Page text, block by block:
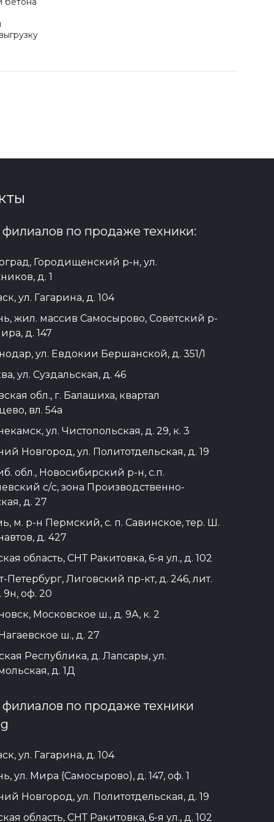
по продаже техники:
Городищенский р-н, ул.
д. 1
ул. Гагарина, д. 104
жил. массив Самосырово, Советский р-
д. 147
ул. Евдокии Бершанской, д. 351/1
ул. Суздальская, д. 46
обл., г. Балашиха, квартал
вл. 54а
ул. Чистопольская, д. 29, к. 3
Новгород, ул. Политотдельская, д. 19
обл., Новосибирский р-н, с.п.
с/с, зона Производственно-
д. 27
м. р-н Пермский, с. п. Савинское, тер. Ш.
д. 427
область, СНТ Ракитовка, 6-я ул., д. 102
Петербург, Лиговский пр-кт, д. 246, лит.
оф. 20
Московское ш., д. 9А, к. 2
ш., д. 27
Республика, д. Лапсары, ул.
д. 1Д
по продаже техники
ул. Гагарина, д. 104
ул. Мира (Самосырово), д. 147, оф. 1
Новгород, ул. Политотдельская, д. 19
область, СНТ Ракитовка, 6-я ул., д. 102